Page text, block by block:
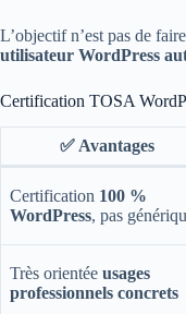
L’objectif n’est pas de
utilisateur WordPress
Certification TOSA
✅ Avantages
Certification 100 %
WordPress, pas
Très orientée usages
professionnels concrets